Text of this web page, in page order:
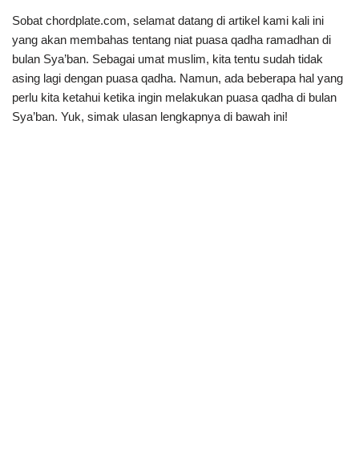
Sobat chordplate.com, selamat datang di artikel kami kali ini
yang akan membahas tentang niat puasa qadha ramadhan di
bulan Sya’ban. Sebagai umat muslim, kita tentu sudah tidak
asing lagi dengan puasa qadha. Namun, ada beberapa hal yang
perlu kita ketahui ketika ingin melakukan puasa qadha di bulan
Sya’ban. Yuk, simak ulasan lengkapnya di bawah ini!